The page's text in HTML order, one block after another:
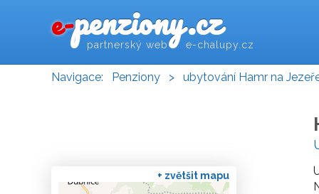
e-penziony.cz
partnerský web e-chalupy.cz
Navigace: Penziony > ubytování Hamr na
+ zvětšit mapu